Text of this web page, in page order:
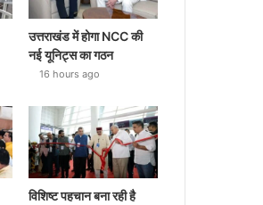
उत्तराखंड में होगा NCC की
नई यूनिट्स का गठन
16 hours ago
विशिष्ट पहचान बना रही है